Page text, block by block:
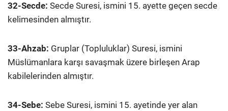
32-Secde: Secde Suresi, ismini 15. ayette geçen secde
kelimesinden almıştır.
33-Ahzab: Gruplar (Topluluklar) Suresi, ismini
Müslümanlara karşı savaşmak üzere birleşen Arap
kabilelerinden almıştır.
34-Sebe: Sebe Suresi, ismini 15. ayetinde yer alan